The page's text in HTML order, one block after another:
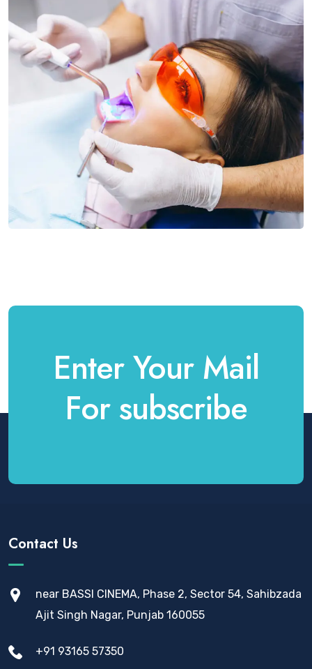
Enter Your Mail
For subscribe
Contact Us
near BASSI CINEMA, Phase 2, Sector 54, Sahibzada
Ajit Singh Nagar, Punjab 160055
+91 93165 57350